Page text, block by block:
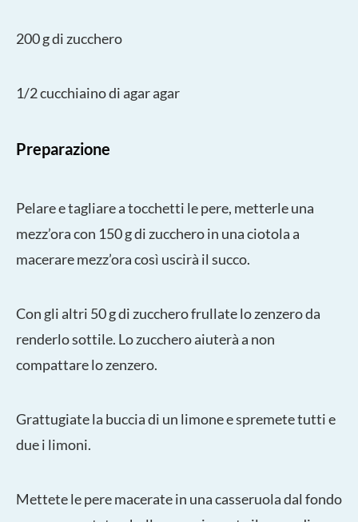
200 g di zucchero
1/2 cucchiaino di agar agar
Preparazione
Pelare e tagliare a tocchetti le pere, metterle una
mezz’ora con 150 g di zucchero in una ciotola a
macerare mezz’ora così uscirà il succo.
Con gli altri 50 g di zucchero frullate lo zenzero da
renderlo sottile. Lo zucchero aiuterà a non
compattare lo zenzero.
Grattugiate la buccia di un limone e spremete tutti e
due i limoni.
Mettete le pere macerate in una casseruola dal fondo